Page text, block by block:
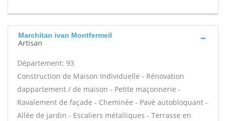
Marchitan ivan Montfermeil
Artisan
Département: 93
Construction de Maison Individuelle - Rénovation
dappartement / de maison - Petite maçonnerie -
Ravalement de façade - Cheminée - Pavé autobloquant -
Allée de jardin - Escaliers métalliques - Terrasse en